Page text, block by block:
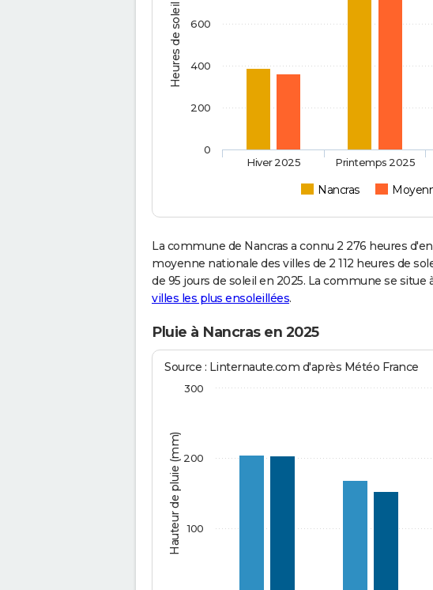
Heures de soleil
Nancras
Hiver 2025 Printemps 2025
0
200
400
600
La commune de Nancras a connu 2 276 heures
moyenne nationale des villes de 2 112 heures de
de 95 jours de soleil en 2025. La commune se situe
villes les plus ensoleillées.
Pluie à Nancras en 2025
Hauteur de pluie (mm)
Source : Linternaute.com d'après Météo France
100
200
300